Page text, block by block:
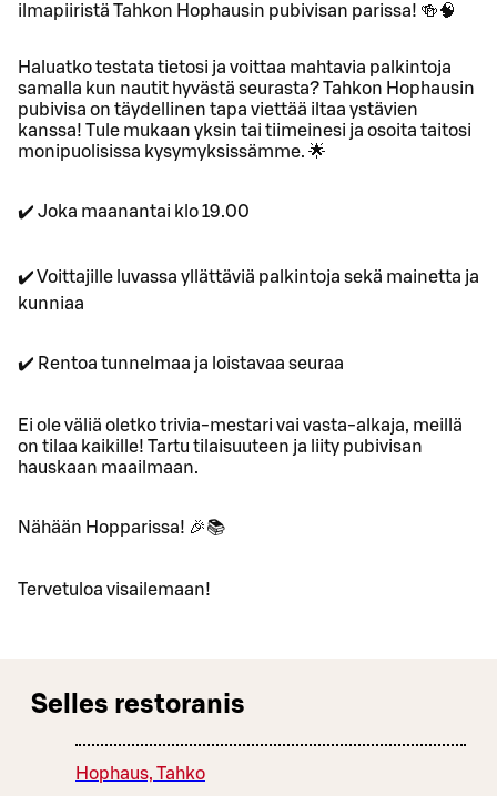
ilmapiiristä Tahkon Hophausin pubivisan parissa! 🍻🧠
Haluatko testata tietosi ja voittaa mahtavia palkintoja
samalla kun nautit hyvästä seurasta? Tahkon Hophausin
pubivisa on täydellinen tapa viettää iltaa ystävien
kanssa! Tule mukaan yksin tai tiimeinesi ja osoita taitosi
monipuolisissa kysymyksissämme. 🌟
✔️ Joka maanantai klo 19.00
✔️ Voittajille luvassa yllättäviä palkintoja sekä mainetta ja
kunniaa
✔️ Rentoa tunnelmaa ja loistavaa seuraa
Ei ole väliä oletko trivia-mestari vai vasta-alkaja, meillä
on tilaa kaikille! Tartu tilaisuuteen ja liity pubivisan
hauskaan maailmaan.
Nähään Hopparissa! 🎉📚
Tervetuloa visailemaan!
Selles restoranis
Hophaus, Tahko